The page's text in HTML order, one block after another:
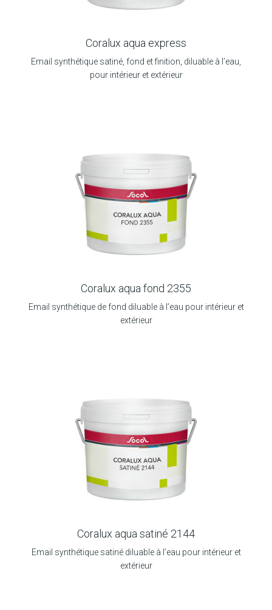
Coralux aqua express
Email synthétique satiné, fond et finition, diluable à l’eau,
pour intérieur et extérieur
Coralux aqua fond 2355
Email synthétique de fond diluable à l’eau pour intérieur et
extérieur
Coralux aqua satiné 2144
Email synthétique satiné diluable à l’eau pour intérieur et
extérieur